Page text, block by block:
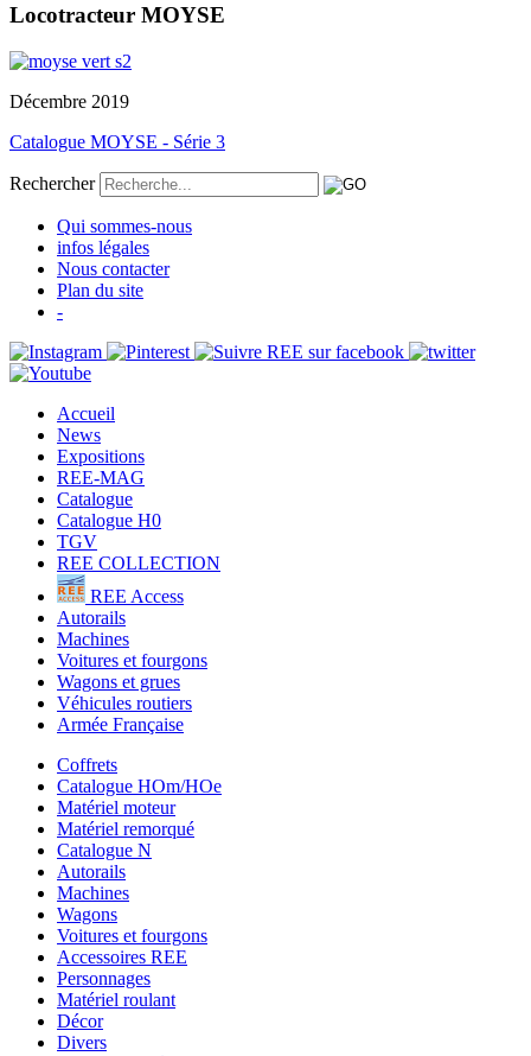
Locotracteur MOYSE
Décembre 2019
Catalogue MOYSE - Série 3
Rechercher
Qui sommes-nous
infos légales
Nous contacter
Plan du site
-
Accueil
News
Expositions
REE-MAG
Catalogue
Catalogue H0
TGV
REE COLLECTION
REE Access
Autorails
Machines
Voitures et fourgons
Wagons et grues
Véhicules routiers
Armée Française
Coffrets
Catalogue HOm/HOe
Matériel moteur
Matériel remorqué
Catalogue N
Autorails
Machines
Wagons
Voitures et fourgons
Accessoires REE
Personnages
Matériel roulant
Décor
Divers